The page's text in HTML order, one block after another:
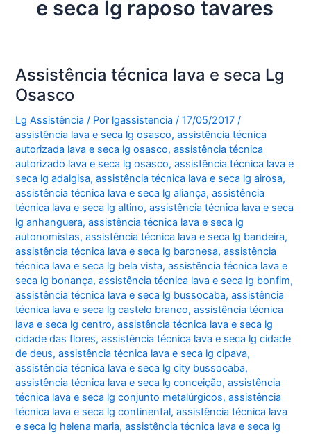
e seca lg raposo tavares
Assistência técnica lava e seca Lg
Osasco
Lg Assistência / Por lgassistencia/17/05/2017 /
assistência lava e seca lg osasco,assistência técnica
autorizada lava e seca lg osasco,assistência técnica
autorizado lava e seca lg osasco,assistência técnica lava e
seca lg adalgisa,assistência técnica lava e seca lg airosa,
assistência técnica lava e seca lg aliança,assistência
técnica lava e seca lg altino,assistência técnica lava e seca
lg anhanguera,assistência técnica lava e seca lg
autonomistas,assistência técnica lava e seca lg bandeira,
assistência técnica lava e seca lg baronesa,assistência
técnica lava e seca lg bela vista,assistência técnica lava e
seca lg bonança,assistência técnica lava e seca lg bonfim,
assistência técnica lava e seca lg bussocaba,assistência
técnica lava e seca lg castelo branco,assistência técnica
lava e seca lg centro,assistência técnica lava e seca lg
cidade das flores,assistência técnica lava e seca lg cidade
de deus,assistência técnica lava e seca lg cipava,
assistência técnica lava e seca lg city bussocaba,
assistência técnica lava e seca lg conceição,assistência
técnica lava e seca lg conjunto metalúrgicos,assistência
técnica lava e seca lg continental,assistência técnica lava
e seca lg helena maria,assistência técnica lava e seca lg